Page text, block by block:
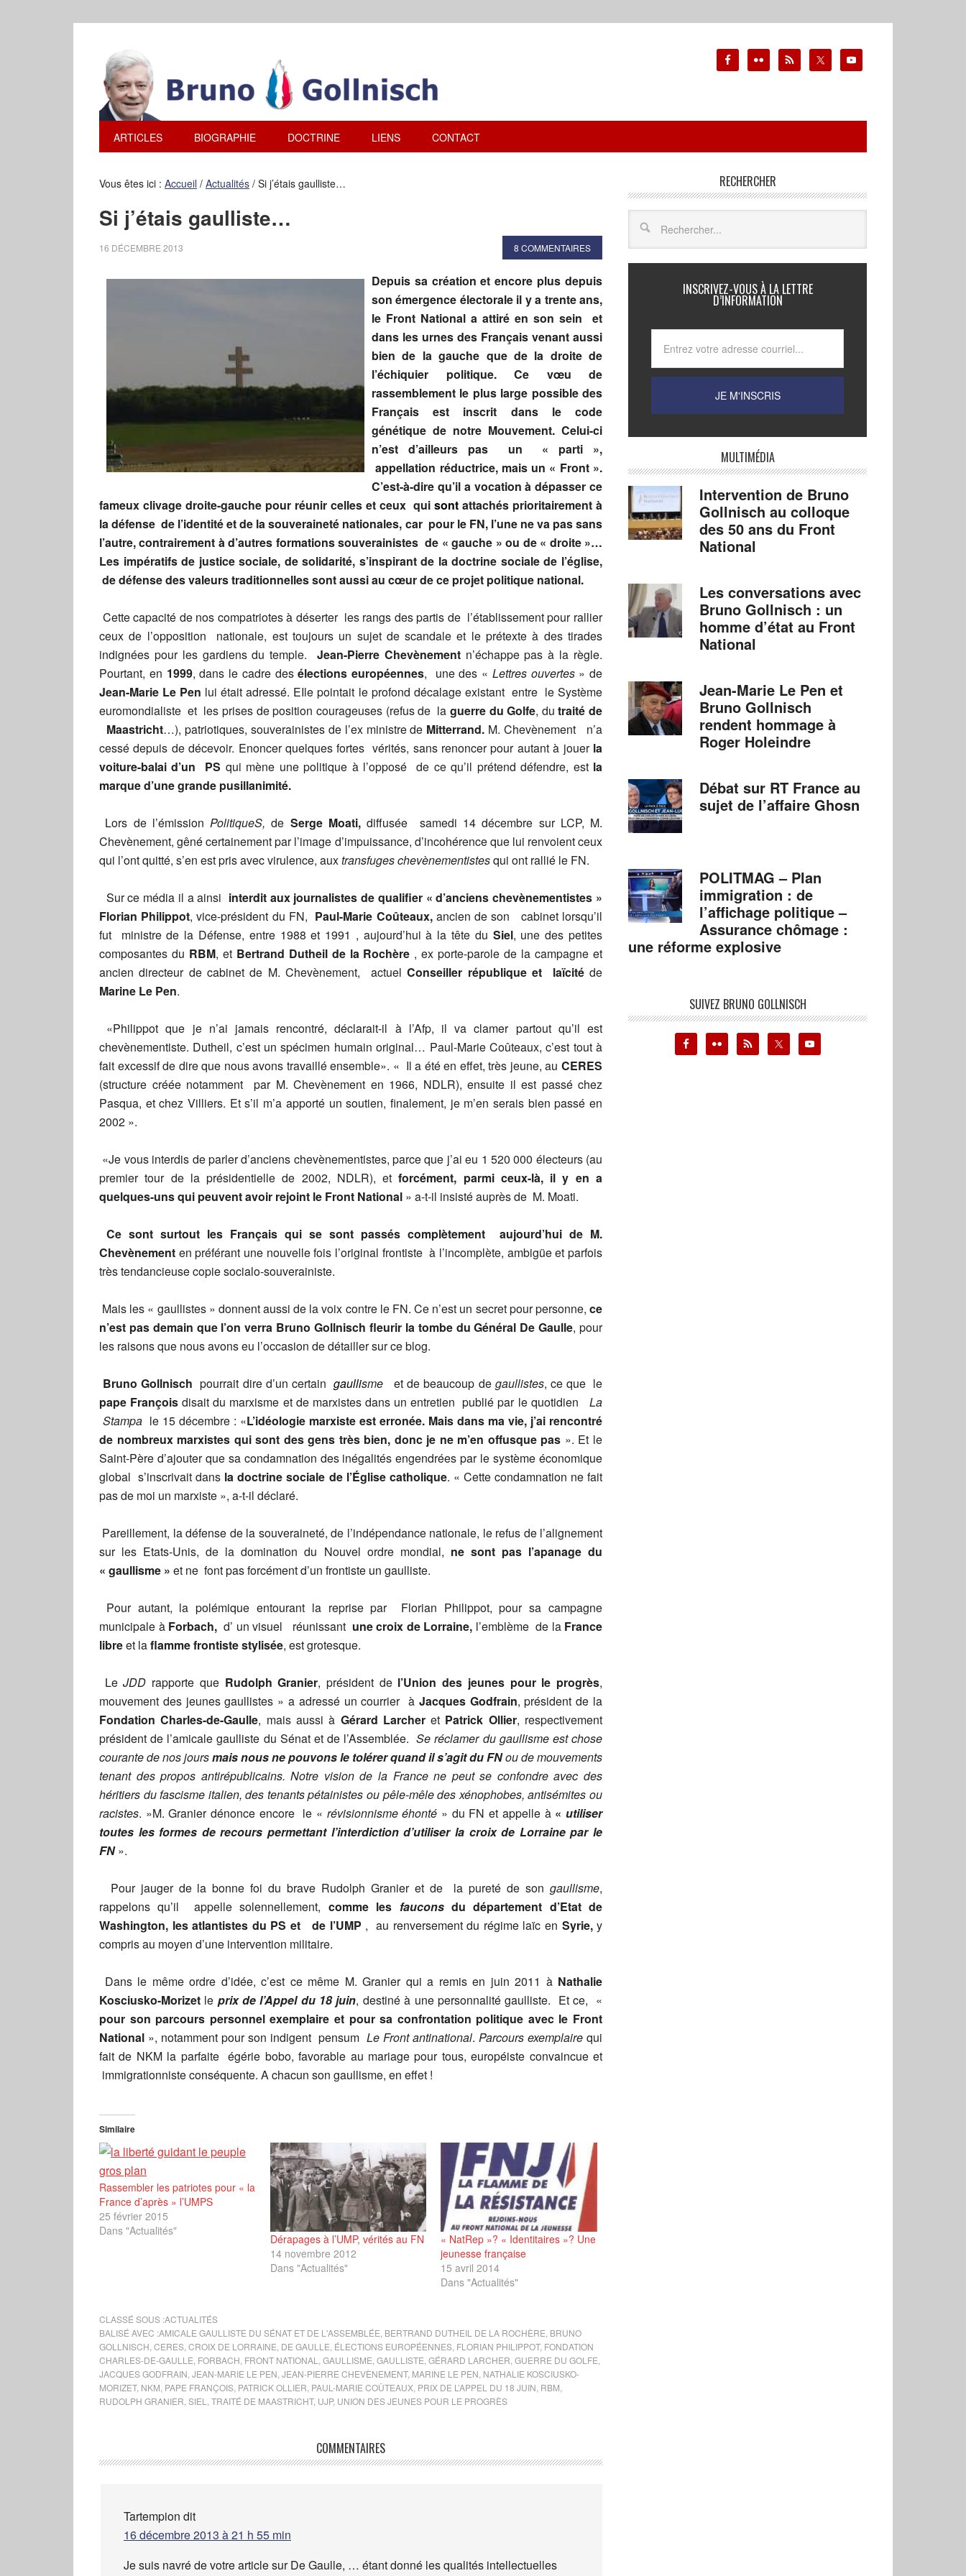
ARTICLES BIOGRAPHIE DOCTRINE LIENS CONTACT
Vous êtes ici : Accueil / Actualités / Si j’étais gaulliste…
Si j’étais gaulliste…
16 DÉCEMBRE 2013 8 COMMENTAIRES
Depuis sa création et encore plus depuis
son émergence électorale il y a trente ans,
le Front National a attiré en son sein et
dans les urnes des Français venant aussi
bien de la gauche que de la droite de
l’échiquier politique. Ce vœu de
rassemblement le plus large possible des
Français est inscrit dans le code
génétique de notre Mouvement. Celui-ci
n’est d’ailleurs pas un « parti »,
appellation réductrice, mais un « Front ».
C’est-à-dire qu’il a vocation à dépasser ce
fameux clivage droite-gauche pour réunir celles et ceux qui sont attachés prioritairement à
la défense de l’identité et de la souveraineté nationales, car pour le FN, l’une ne va pas sans
l’autre, contrairement à d’autres formations souverainistes de « gauche » ou de « droite »…
Les impératifs de justice sociale, de solidarité, s’inspirant de la doctrine sociale de l’église,
de défense des valeurs traditionnelles sont aussi au cœur de ce projet politique national.
Cette capacité de nos compatriotes à déserter les rangs des partis de l’établissement pour rallier
ceux de l’opposition nationale, est toujours un sujet de scandale et le prétexte à des tirades
indignées pour les gardiens du temple. Jean-Pierre Chevènementn’échappe pas à la règle.
Pourtant, en 1999, dans le cadre desélections européennes, une des « Lettres ouvertes» de
Jean-Marie Le Pen lui était adressé. EIle pointait le profond décalage existant entre le Système
euromondialiste et les prises de position courageuses (refus de la guerre du Golfe, dutraité de
Maastricht…), patriotiques, souverainistes de l’ex ministre de Mitterrand. M. Chevènement
n’a
cessé depuis de décevoir. Enoncer quelques fortes vérités, sans renoncer pour autant à jouer la
voiture-balai d’un PS qui mène une politique à l’opposé de ce qu’il prétend défendre, est la
marque d’une grande pusillanimité.
Lors de l’émissionPolitiqueS, de Serge Moati,diffusée samedi 14 décembre sur LCP, M.
Chevènement, gêné certainement par l’image d’impuissance, d’incohérence que lui renvoient ceux
qui l’ont quitté, s’en est pris avec virulence, auxtransfuges chevènementistesqui ont rallié le FN.
Sur ce média il a ainsi interdit aux journalistes de qualifier « d’anciens chevènementistes »
Florian Philippot, vice-président du FN, Paul-Marie Coûteaux, ancien de son cabinet lorsqu’il
fut ministre de la Défense, entre 1988 et 1991 , aujourd’hui à la tête du Siel, une des petites
composantes du RBM, et Bertrand Dutheil de la Rochère , ex porte-parole de la campagne et
ancien directeur de cabinet de M. Chevènement, actuelConseiller république et laïcitéde
Marine Le Pen.
«Philippot que je n’ai jamais rencontré, déclarait-il à l’Afp, il va clamer partout qu’il est
chevènementiste. Dutheil, c’est un spécimen humain original… Paul-Marie Coûteaux, c’est tout à
fait excessif de dire que nous avons travaillé ensemble». « Il a été en effet, très jeune, au CERES
(structure créée notamment par M. Chevènement en 1966, NDLR), ensuite il est passé chez
Pasqua, et chez Villiers. Et s’il m’a apporté un soutien, finalement, je m’en serais bien passé en
2002 ».
«Je vous interdis de parler d’anciens chevènementistes, parce que j’ai eu 1 520 000 électeurs (au
premier tour de la présidentielle de 2002, NDLR), etforcément, parmi ceux-là, il y en a
quelques-uns qui peuvent avoir rejoint le Front National » a-t-il insisté auprès de M. Moati.
Ce sont surtout les Français qui se sont passés complètement
aujourd’hui de M.
Chevènement en préférant une nouvelle fois l’original frontiste à l’incomplète, ambigüe et parfois
très tendancieuse copie socialo-souverainiste.
Mais les « gaullistes » donnent aussi de la voix contre le FN. Ce n’est un secret pour personne, ce
n’est pas demain que l’on verra Bruno Gollnisch fleurir la tombe du Général De Gaulle, pour
les raisons que nous avons eu l’occasion de détailler sur ce blog.
Bruno Gollnisch pourrait dire d’un certain gaullismeet de beaucoup degaullistes, ce que le
pape François disait du marxisme et de marxistes dans un entretien publié par le quotidienLa
Stampa le 15 décembre : «L’idéologie marxiste est erronée. Mais dans ma vie, j’ai rencontré
de nombreux marxistes qui sont des gens très bien, donc je ne m’en offusque pas ». Et le
Saint-Père d’ajouter que sa condamnation des inégalités engendrées par le système économique
global s’inscrivait dans la doctrine sociale de l’Église catholique. « Cette condamnation ne fait
pas de moi un marxiste », a-t-il déclaré.
Pareillement, la défense de la souveraineté, de l’indépendance nationale, le refus de l’alignement
sur les Etats-Unis, de la domination du Nouvel ordre mondial, ne sont pas l’apanage du
« gaullisme » et ne font pas forcément d’un frontiste un gaulliste.
Pour autant, la polémique entourant la reprise par Florian Philippot, pour sa campagne
municipale à Forbach, d’ un visuel réunissant une croix de Lorraine, l’emblème de la France
libreet laflamme frontiste stylisée, est grotesque.
LeJDD rapporte que Rudolph Granier, président de l’Union des jeunes pour le progrès,
mouvement des jeunes gaullistes » a adressé un courrier à Jacques Godfrain, président de la
Fondation Charles-de-Gaulle, mais aussi à Gérard Larcheret Patrick Ollier, respectivement
président de l’amicale gaulliste du Sénat et de l’Assemblée.Se réclamer du gaullisme est chose
courante de nos joursmais nous ne pouvons le tolérer quand il s’agit du FNou de mouvements
tenant des propos antirépublicains. Notre vision de la France ne peut se confondre avec des
héritiers du fascisme italien, des tenants pétainistes ou pêle-mêle des xénophobes, antisémites ou
racistes. »M. Granier dénonce encore le « révisionnisme éhonté » du FN et appelle à «utiliser
toutes les formes de recours permettant l’interdiction d’utiliser la croix de Lorraine par le
FN ».
Pour jauger de la bonne foi du brave Rudolph Granier et de la pureté de son gaullisme,
rappelons qu’il appelle solennellement, comme les fauconsdu département d’Etat de
Washington, les atlantistes du PS et de l’UMP , au renversement du régime laïc en Syrie,y
compris au moyen d’une intervention militaire.
Dans le même ordre d’idée, c’est ce même M. Granier qui a remis en juin 2011 à Nathalie
Kosciusko-Morizet le prix de l’Appel du 18 juin, destiné à une personnalité gaulliste. Et ce, «
pour son parcours personnel exemplaire et pour sa confrontation politique avec le Front
National », notamment pour son indigent pensum Le Front antinational. Parcours exemplaire qui
fait de NKM la parfaite égérie bobo, favorable au mariage pour tous, européiste convaincue et
immigrationniste conséquente. A chacun son gaullisme, en effet !
Similaire
Rassembler les patriotes pour « la
France d’après » l’UMPS
25 février 2015
Dans "Actualités"
Dérapages à l’UMP, vérités au FN
14 novembre 2012
Dans "Actualités"
« NatRep »? « Identitaires »? Une
jeunesse française
15 avril 2014
Dans "Actualités"
CLASSÉ SOUS :ACTUALITÉS
BALISÉ AVEC :AMICALE GAULLISTE DU SÉNAT ET DE L'ASSEMBLÉE BERTRAND DUTHEIL DE LA ROCHÈRE BRUNO
GOLLNISCH CERES CROIX DE LORRAINE DE GAULLE ÉLECTIONS EUROPÉENNES FLORIAN PHILIPPOT, FONDATION
CHARLES-DE-GAULLE FORBACH FRONT NATIONAL GAULLISME GAULLISTE GÉRARD LARCHER GUERRE DU GOLFE
JACQUES GODFRAIN JEAN-MARIE LE PEN JEAN-PIERRE CHEVÈNEMENT, MARINE LE PEN NATHALIE KOSCIUSKO-
MORIZET, NKM PAPE FRANÇOIS PATRICK OLLIER PAUL-MARIE COÛTEAUX PRIX DE L’APPEL DU 18 JUIN RBM
RUDOLPH GRANIER SIEL TRAITÉ DE MAASTRICHT, UJP, UNION DES JEUNES POUR LE PROGRÈS
COMMENTAIRES
Tartempion dit
16 décembre 2013 à 21 h 55 min
Je suis navré de votre article sur De Gaulle, … étant donné les qualités intellectuelles
RECHERCHER
INSCRIVEZ-VOUS À LA LETTRE
D’INFORMATION
MULTIMÉDIA
Intervention de Bruno
Gollnisch au colloque
des 50 ans du Front
National
Les conversations avec
Bruno Gollnisch : un
homme d’état au Front
National
Jean-Marie Le Pen et
Bruno Gollnisch
rendent hommage à
Roger Holeindre
Débat sur RT France au
sujet de l’affaire Ghosn
POLITMAG – Plan
immigration : de
l’affichage politique –
Assurance chômage :
une réforme explosive
SUIVEZ BRUNO GOLLNISCH